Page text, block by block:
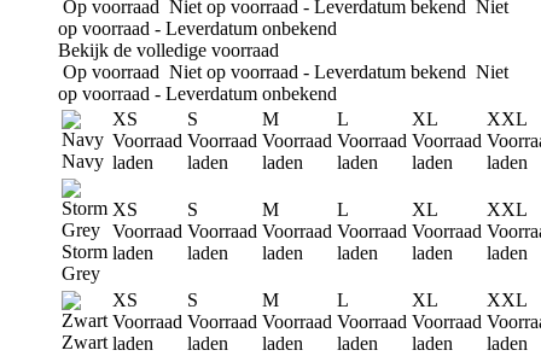
Op voorraad Niet op voorraad - Leverdatum bekend Niet
op voorraad - Leverdatum onbekend
Bekijk de volledige voorraad
Op voorraad Niet op voorraad - Leverdatum bekend Niet
op voorraad - Leverdatum onbekend
Navy
XS
Voorraad
laden
S
Voorraad
laden
M
Voorraad
laden
L
Voorraad
laden
XL
Voorraad
laden
XXL
laden
Storm
Grey
XS
Voorraad
laden
S
Voorraad
laden
M
Voorraad
laden
L
Voorraad
laden
XL
Voorraad
laden
XXL
laden
Zwart
XS
Voorraad
laden
S
Voorraad
laden
M
Voorraad
laden
L
Voorraad
laden
XL
Voorraad
laden
XXL
laden